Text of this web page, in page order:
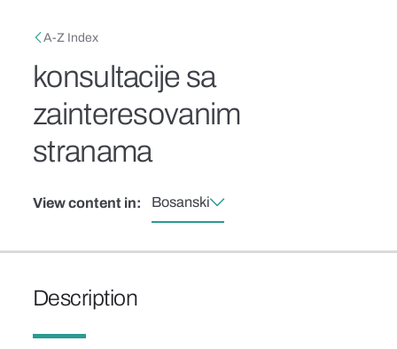
Breadcrumb
A-Z Index
konsultacije sa
zainteresovanim
stranama
View content in: Bosanski
Description